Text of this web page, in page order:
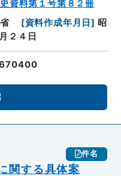
資料第１号第８２冊
[資料作成年月日] 昭
２４日
件名
関する具体案